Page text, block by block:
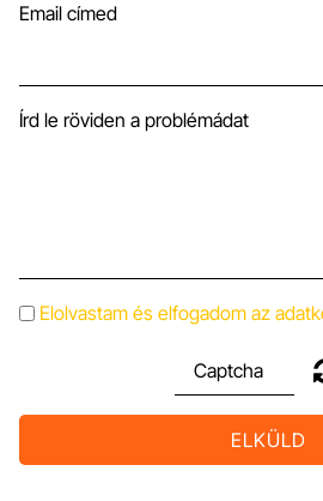
Email címed
Írd le röviden a problémádat
Elolvastam és elfogadom az
ELKÜLD